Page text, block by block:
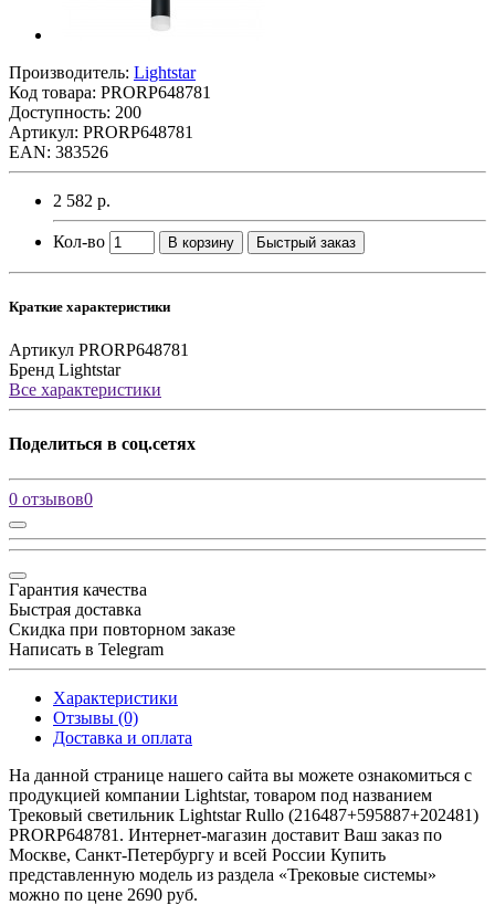
Производитель: Lightstar
Код товара: PRORP648781
Доступность: 200
Артикул: PRORP648781
EAN: 383526
2 582 р.
Кол-во В корзину Быстрый заказ
Краткие характеристики
Артикул PRORP648781
Бренд Lightstar
Все характеристики
Поделиться в соц.сетях
0 отзывов0
Гарантия качества
Быстрая доставка
Скидка при повторном заказе
Написать в Telegram
Характеристики
Отзывы (0)
Доставка и оплата
На данной странице нашего сайта вы можете ознакомиться с
продукцией компании Lightstar, товаром под названием
Трековый светильник Lightstar Rullo (216487+595887+202481)
PRORP648781. Интернет-магазин доставит Ваш заказ по
Москве, Санкт-Петербургу и всей России Купить
представленную модель из раздела «Трековые системы»
можно по цене 2690 руб.